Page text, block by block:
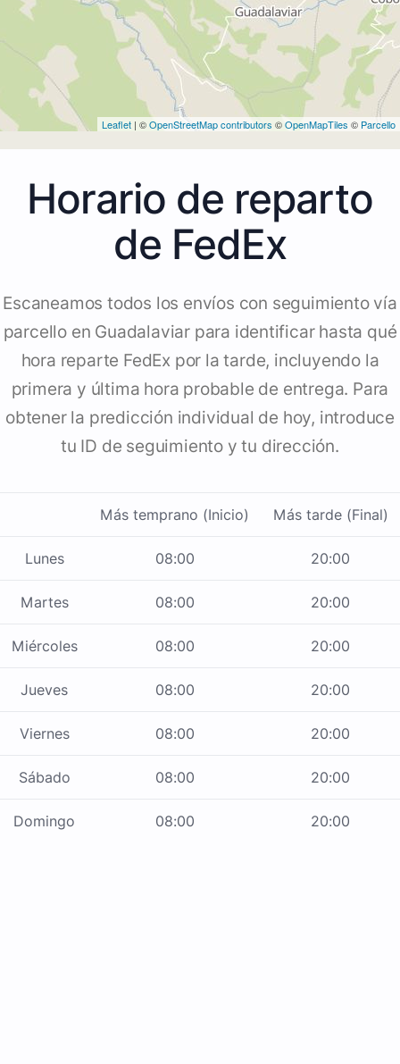
Leaflet | ©OpenStreetMap contributors ©OpenMapTiles © Parcello
Horario de reparto
de FedEx
Escaneamos todos los envíos con seguimiento vía
parcello en Guadalaviar para identificar hasta qué
hora reparte FedEx por la tarde, incluyendo la
primera y última hora probable de entrega. Para
obtener la predicción individual de hoy, introduce
tu ID de seguimiento y tu dirección.
Más temprano (Inicio) Más tarde (Final)
Lunes 08:00 20:00
Martes 08:00 20:00
Miércoles 08:00 20:00
Jueves 08:00 20:00
Viernes 08:00 20:00
Sábado 08:00 20:00
Domingo 08:00 20:00